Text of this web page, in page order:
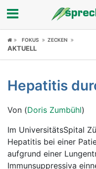
Fokus
Symptome
Untersuchungen
News
Ratgeber
FOKUS ZECKEN
AKTUELL
Hepatitis
Von (Doris Zumbühl)
Im UniversitätsSpital
Hepatitis bei einer
aufgrund einer
Immunsuppressiva